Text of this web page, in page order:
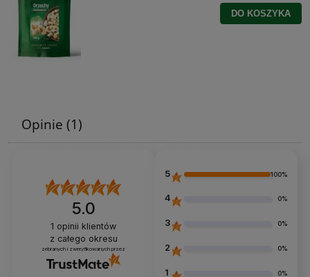
DO KOSZYKA
Opinie (1)
5.0
1 opinii klientów
z całego okresu
zebranych i zweryfikowanych przez
5 100%
4 0%
3 0%
2 0%
1 0%